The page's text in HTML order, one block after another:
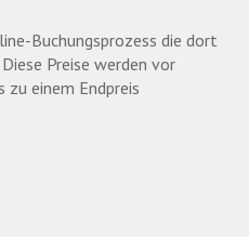
Buchungsprozess die dort
Preise werden vor
einem Endpreis